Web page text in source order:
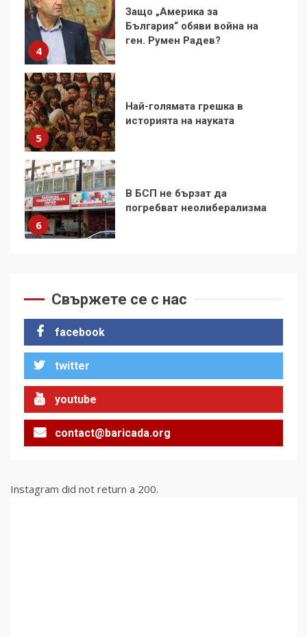
3
Аз съм изследовател на
геноцида. Навлизаме в
4
Съединените щати вече
дори не се преструват, че
5
Как се вземат милиони за
Свържете се с нас
facebook
twitter
youtube
contact@baricada.org
Instagram did not return a 200.
4
Защо „Америка за
България“ обяви война на
ген. Румен Радев?
5
Най-голямата грешка в
историята на науката
6
В БСП не бързат да
погребват неолиберализма
плувен басейн в Кюстендил
1
днес (СНИМКИ)
2